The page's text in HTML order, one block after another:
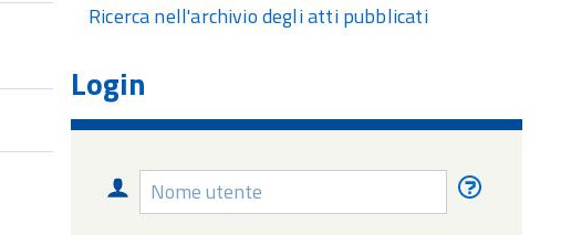
Ricerca nell'archivio degli atti pubblicati
Login
Nome
utente
Nome
utente